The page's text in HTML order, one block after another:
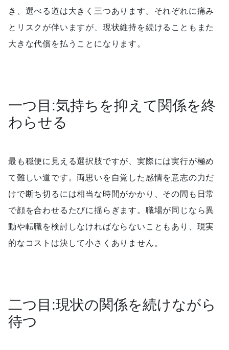
き、選べる道は大きく三つあります。それぞれに痛み
とリスクが伴いますが、現状維持を続けることもまた
大きな代償を払うことになります。
一つ目:気持ちを抑えて関係を終
わらせる
最も穏便に見える選択肢ですが、実際には実行が極め
て難しい道です。両思いを自覚した感情を意志の力だ
けで断ち切るには相当な時間がかかり、その間も日常
で顔を合わせるたびに揺らぎます。職場が同じなら異
動や転職を検討しなければならないこともあり、現実
的なコストは決して小さくありません。
二つ目:現状の関係を続けながら
待つ